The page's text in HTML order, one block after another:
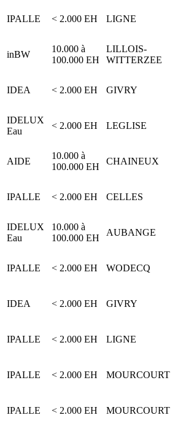
IPALLE < 2.000 EH LIGNE
inBW
10.000 à
100.000 EH
LILLOIS-
WITTERZEE
IDEA < 2.000 EH GIVRY
IDELUX
Eau
< 2.000 EH LEGLISE
AIDE
10.000 à
100.000 EH
CHAINEUX
IPALLE < 2.000 EH CELLES
IDELUX
Eau
10.000 à
100.000 EH
AUBANGE
IPALLE < 2.000 EH WODECQ
IDEA < 2.000 EH GIVRY
IPALLE < 2.000 EH LIGNE
IPALLE < 2.000 EH MOURCOURT
IPALLE < 2.000 EH MOURCOURT